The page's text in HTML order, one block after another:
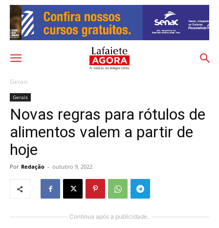
Gerais
Gerais
Novas regras para rótulos de
alimentos valem a partir de
hoje
Por Redação - outubro 9, 2022
Continua após a publicidade..